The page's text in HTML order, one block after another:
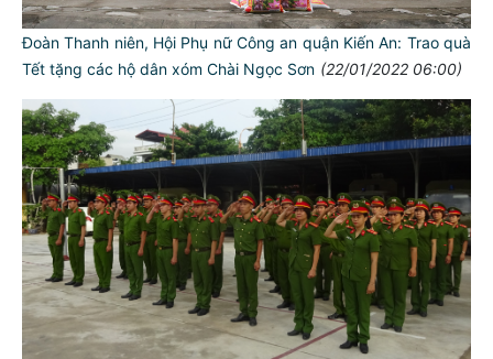
Đoàn Thanh niên, Hội Phụ nữ Công an quận Kiến An: Trao quà
Tết tặng các hộ dân xóm Chài Ngọc Sơn (22/01/2022 06:00)